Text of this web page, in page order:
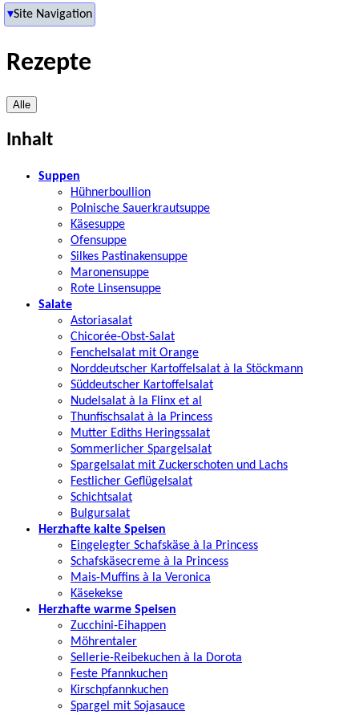
Site Navigation
Site Navigation
Rezepte
Alle
Inhalt
Suppen
Hühnerboullion
Polnische Sauerkrautsuppe
Käsesuppe
Ofensuppe
Silkes Pastinakensuppe
Maronensuppe
Rote Linsensuppe
Salate
Astoriasalat
Chicorée-Obst-Salat
Fenchelsalat mit Orange
Norddeutscher Kartoffelsalat à la Stöckmann
Süddeutscher Kartoffelsalat
Nudelsalat à la Flinx et al
Thunfischsalat à la Princess
Mutter Ediths Heringssalat
Sommerlicher Spargelsalat
Spargelsalat mit Zuckerschoten und Lachs
Festlicher Geflügelsalat
Schichtsalat
Bulgursalat
Herzhafte kalte Speisen
Eingelegter Schafskäse à la Princess
Schafskäsecreme à la Princess
Mais-Muffins à la Veronica
Käsekekse
Herzhafte warme Speisen
Zucchini-Eihappen
Möhrentaler
Sellerie-Reibekuchen à la Dorota
Feste Pfannkuchen
Kirschpfannkuchen
Spargel mit Sojasauce